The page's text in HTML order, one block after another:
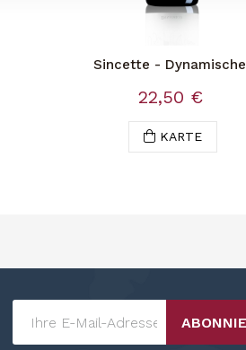
Sincette -
22,50 €
KARTE